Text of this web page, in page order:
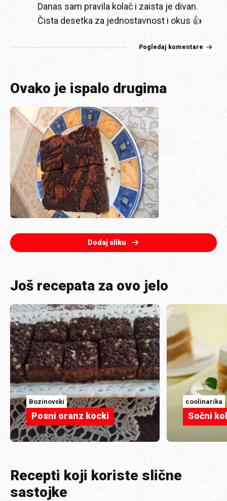
Danas sam pravila kolač i zaista je divan.
Čista desetka za jednostavnost i okus 👍
Pogledaj komentare
Ovako je ispalo drugima
Dodaj sliku
Još recepata za ovo jelo
Bozinovski
Posni oranz kocki
coolinarika
Sočni
Recepti koji koriste slične
sastojke